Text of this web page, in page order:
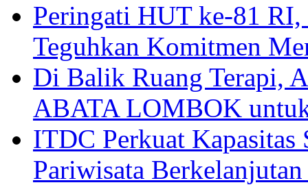
Peringati HUT ke-81
Teguhkan Komitmen
Di Balik Ruang Terapi,
ABATA LOMBOK
ITDC Perkuat
Pariwisata